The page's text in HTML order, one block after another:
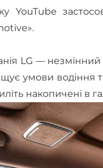
YouTube
LG — незмінний
умови водіння
накопичені в